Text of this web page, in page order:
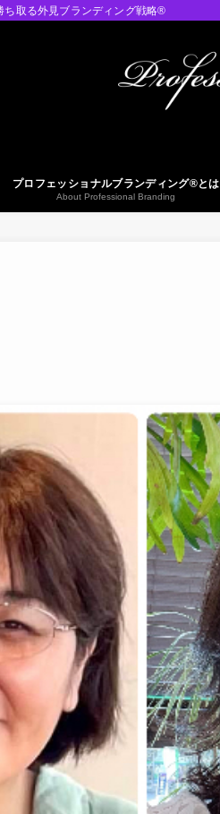
ち取る外見ブランディング戦略®︎
プロフェッショナルブランディング®︎とは
About Professional Branding